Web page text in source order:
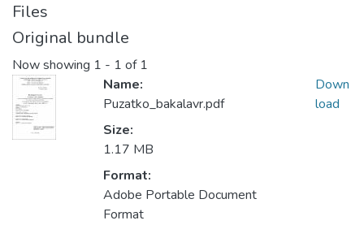
Files
Original bundle
Now showing 1 - 1 of 1
Name:
Puzatko_bakalavr.pdf
Size:
1.17 MB
Format:
Adobe Portable Document
Format
Down
load